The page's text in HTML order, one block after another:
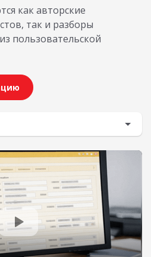
как авторские
так и разборы
пользовательской